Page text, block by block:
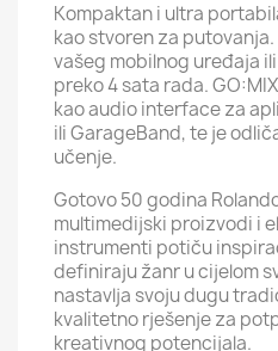
Kompaktan i ultra
kao stvoren za
vašeg mobilnog uređaja
preko 4 sata rada.
kao audio interface za
ili GarageBand, te je
učenje.
Gotovo 50 godina
multimedijski proizvodi i
instrumenti potiču
definiraju žanr u cijelom
nastavlja svoju dugu
kvalitetno rješenje za
kreativnog potencijala.